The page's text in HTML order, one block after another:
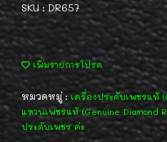
SKU : DR657
เพิ่มรายการโปรด
หมวดหมู่ : เครื่องประดับเพชรแท้
แหวนเพชรแท้ (Genuine Diamond
ประดับเพชร ค่ะ